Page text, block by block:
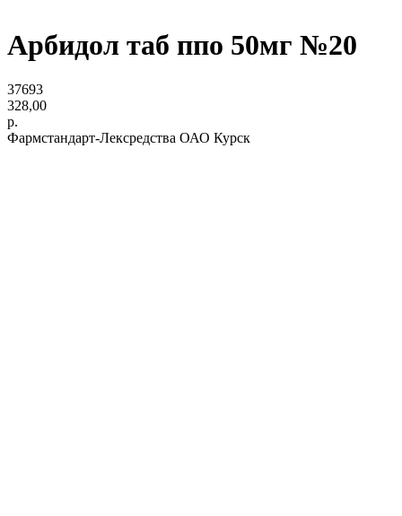
Арбидол таб ппо 50мг №20
37693
328,00
р.
Фармстандарт-Лексредства ОАО Курск